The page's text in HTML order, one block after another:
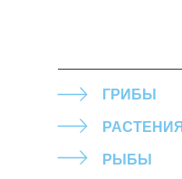
ГРИБЫ
РАСТЕНИЯ
РЫБЫ